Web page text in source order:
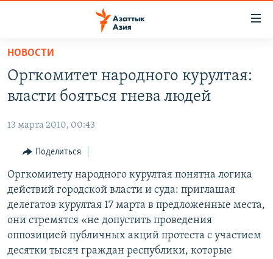
Вернуться
основному
содержанию
навигации
Вернутся
поиску
КАЗАХСТАН
УЗБЕКИСТАН
ТАДЖИКИСТАН
НОВОСТИ
НА ДРУГИХ ЯЗЫКАХ
ҚАЗАҚША
КЫРГЫЗЧА
ТОҶИКӢ
TÜRKMENÇE
Все сайты РСЕ/РС
НОВОСТИ
Оргкомитет народного курултая:
власти бояться гнева людей
13 марта 2010, 00:43
Поделиться
Оргкомитету народного курултая понятна логика
действий городской власти и суда: приглашая
делегатов курултая 17 марта в предложенные места,
они стремятся «не допустить проведения
оппозицией публичных акций протеста с участием
десятки тысяч граждан республики, которые